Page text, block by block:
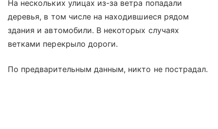
На нескольких улицах из-за ветра попадали
деревья, в том числе на находившиеся рядом
здания и автомобили. В некоторых случаях
ветками перекрыло дороги.
По предварительным данным, никто не пострадал.